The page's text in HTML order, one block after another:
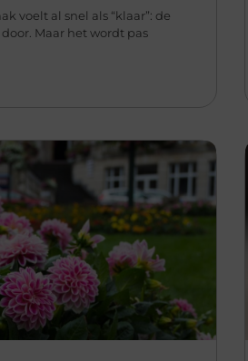
voelt al snel als “klaar”: de
Maar het wordt pas